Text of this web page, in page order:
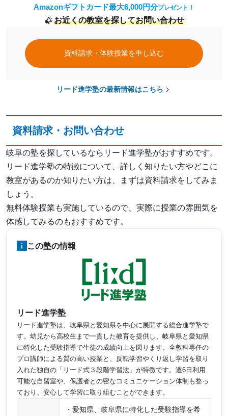
Amazonギフトカード最大6,000円分プレゼント！
お近くの教室を探してお問い合わせ
資料請求・体験授業を申し込む
リード進学塾の最新情報はこちら
資料請求・お問い合わせ
岐阜の塾を探しているならリード進学塾がおすすめです。
リード進学塾の特徴について、詳しく知りたい方やどこに
教室があるのか知りたい方は、まずは資料請求をしてみま
しょう。
無料体験授業も実施しているので、実際に授業の雰囲気を
体感してみるのもおすすめです。
この塾の情報
リード進学塾
リード進学塾は、岐阜県と愛知県を中心に展開する総合進学塾で
す。幼児から高校生まで一貫した教育を提供し、岐阜県と愛知県
に特化した受験指導で生徒の成績向上を図ります。全教科専任の
プロ講師による質の高い授業と、反転学習やくり返し学習を取り
入れた独自の「リード式３段階学習法」が特徴です。週6日利用
可能な自習室や、保護者との密なコミュニケーション体制も整っ
ており、安心して学習に取り組むことができます。
・愛知県、岐阜県に特化した受験指導を希